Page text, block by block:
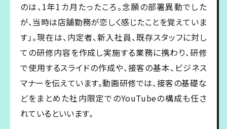
のは、1年1カ月たったころ。念願の部署異動でした
が、当時は店舗勤務が恋しく感じたことを覚えていま
す」。現在は、内定者、新入社員、既存スタッフに対し
ての研修内容を作成し実施する業務に携わり、研修
で使用するスライドの作成や、接客の基本、ビジネス
マナーを伝えています。動画研修では、接客の基礎な
どをまとめた社内限定でのYouTubeの構成も任さ
れているといいます。